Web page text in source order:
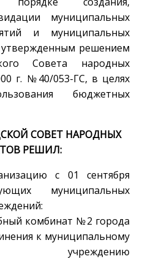
муниципальных
и муниципальных
решением
Совета народных
г. №40/053-ГС, в целях
бюджетных
СОВЕТ НАРОДНЫХ
РЕШИЛ:
с 01 сентября
муниципальных
комбинат №2 города
к муниципальному
учреждению